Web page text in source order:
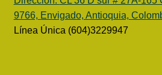
9766, Envigado, Antioquia,
Línea Única (604)3229947